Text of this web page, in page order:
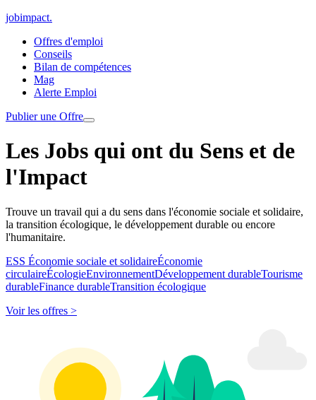
jobimpact.
Offres d'emploi
Conseils
Bilan de compétences
Mag
Alerte Emploi
Publier une Offre
Les Jobs qui ont du Sens et de
l'Impact
Trouve un travail qui a du sens dans l'économie sociale et solidaire,
la transition écologique, le développement durable ou encore
l'humanitaire.
ESS Économie sociale et solidaireÉconomie
circulaireÉcologieEnvironnementDéveloppement durableTourisme
durableFinance durableTransition écologique
Voir les offres >